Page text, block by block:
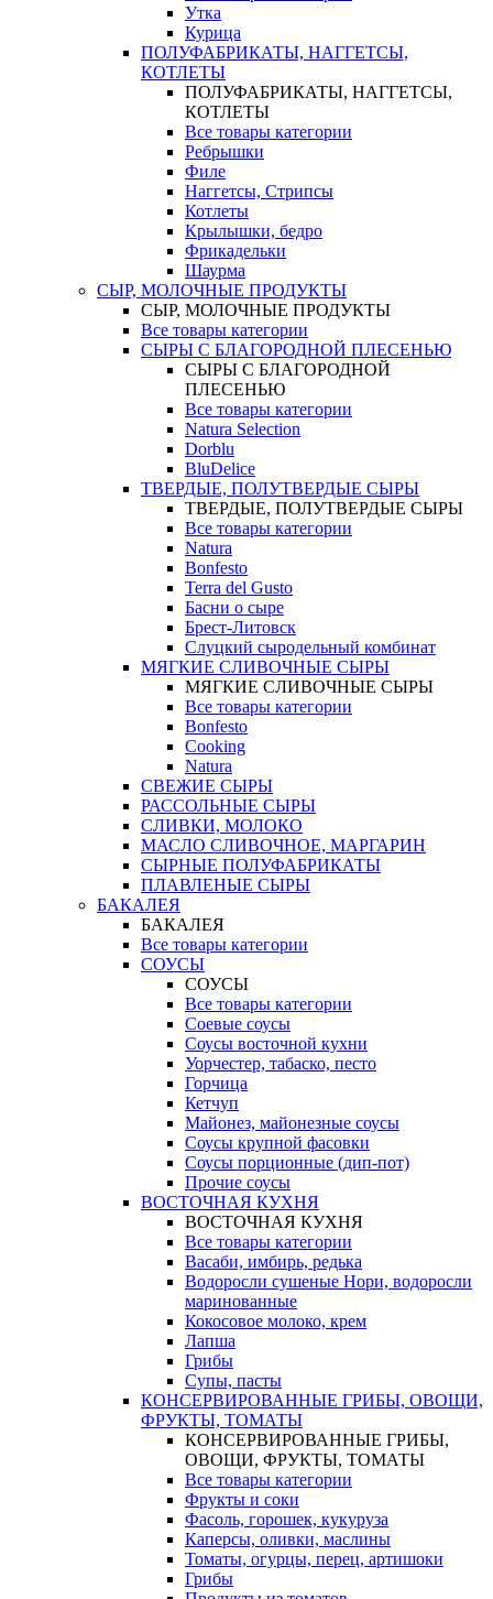
Утка
Курица
ПОЛУФАБРИКАТЫ, НАГГЕТСЫ,
КОТЛЕТЫ
ПОЛУФАБРИКАТЫ, НАГГЕТСЫ,
КОТЛЕТЫ
Все товары категории
Ребрышки
Филе
Наггетсы, Стрипсы
Котлеты
Крылышки, бедро
Фрикадельки
Шаурма
СЫР, МОЛОЧНЫЕ ПРОДУКТЫ
СЫР, МОЛОЧНЫЕ ПРОДУКТЫ
Все товары категории
СЫРЫ С БЛАГОРОДНОЙ ПЛЕСЕНЬЮ
СЫРЫ С БЛАГОРОДНОЙ
ПЛЕСЕНЬЮ
Все товары категории
Natura Selection
Dorblu
BluDelice
ТВЕРДЫЕ, ПОЛУТВЕРДЫЕ СЫРЫ
ТВЕРДЫЕ, ПОЛУТВЕРДЫЕ СЫРЫ
Все товары категории
Natura
Bonfesto
Terra del Gusto
Басни о сыре
Брест-Литовск
Слуцкий сыродельный комбинат
МЯГКИЕ СЛИВОЧНЫЕ СЫРЫ
МЯГКИЕ СЛИВОЧНЫЕ СЫРЫ
Все товары категории
Bonfesto
Cooking
Natura
СВЕЖИЕ СЫРЫ
РАССОЛЬНЫЕ СЫРЫ
СЛИВКИ, МОЛОКО
МАСЛО СЛИВОЧНОЕ, МАРГАРИН
СЫРНЫЕ ПОЛУФАБРИКАТЫ
ПЛАВЛЕНЫЕ СЫРЫ
БАКАЛЕЯ
БАКАЛЕЯ
Все товары категории
СОУСЫ
СОУСЫ
Все товары категории
Соевые соусы
Соусы восточной кухни
Уорчестер, табаско, песто
Горчица
Кетчуп
Майонез, майонезные соусы
Соусы крупной фасовки
Соусы порционные (дип-пот)
Прочие соусы
ВОСТОЧНАЯ КУХНЯ
ВОСТОЧНАЯ КУХНЯ
Все товары категории
Васаби, имбирь, редька
Водоросли сушеные Нори, водоросли
маринованные
Кокосовое молоко, крем
Лапша
Грибы
Супы, пасты
КОНСЕРВИРОВАННЫЕ ГРИБЫ, ОВОЩИ,
ФРУКТЫ, ТОМАТЫ
КОНСЕРВИРОВАННЫЕ ГРИБЫ,
ОВОЩИ, ФРУКТЫ, ТОМАТЫ
Все товары категории
Фрукты и соки
Фасоль, горошек, кукуруза
Каперсы, оливки, маслины
Томаты, огурцы, перец, артишоки
Грибы